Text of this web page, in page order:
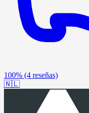
100% (4 reseñas)
🇳🇱